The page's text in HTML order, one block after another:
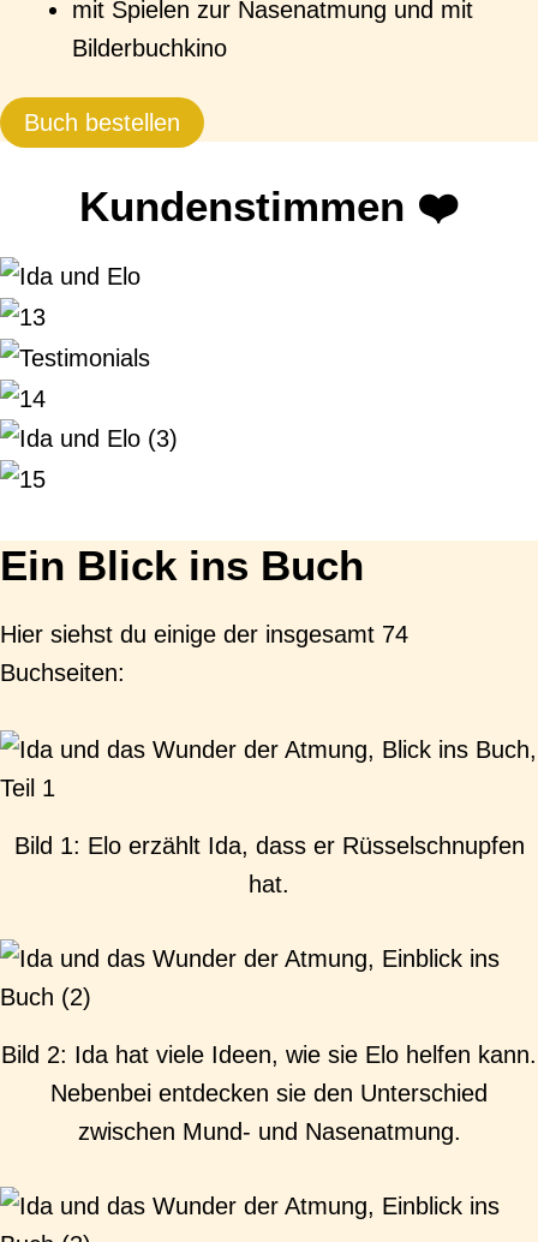
mit Spielen zur Nasenatmung und mit
Bilderbuchkino
Buch bestellen
Kundenstimmen ❤️
Ein Blick ins Buch
Hier siehst du einige der insgesamt 74
Buchseiten:
Bild 1: Elo erzählt Ida, dass er Rüsselschnupfen
hat.
Bild 2: Ida hat viele Ideen, wie sie Elo helfen kann.
Nebenbei entdecken sie den Unterschied
zwischen Mund- und Nasenatmung.